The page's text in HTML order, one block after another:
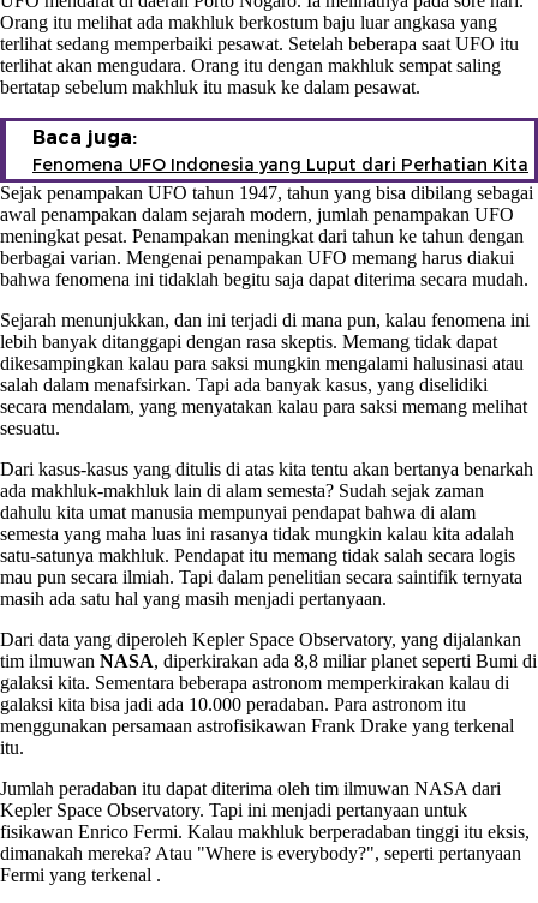
Orang itu melihat ada makhluk berkostum baju luar angkasa yang
terlihat sedang memperbaiki pesawat. Setelah beberapa saat UFO itu
terlihat akan mengudara. Orang itu dengan makhluk sempat saling
bertatap sebelum makhluk itu masuk ke dalam pesawat.
Baca juga:
Fenomena UFO Indonesia yang Luput dari Perhatian Kita
Sejak penampakan UFO tahun 1947, tahun yang bisa dibilang sebagai
awal penampakan dalam sejarah modern, jumlah penampakan UFO
meningkat pesat. Penampakan meningkat dari tahun ke tahun dengan
berbagai varian. Mengenai penampakan UFO memang harus diakui
bahwa fenomena ini tidaklah begitu saja dapat diterima secara mudah.
Sejarah menunjukkan, dan ini terjadi di mana pun, kalau fenomena ini
lebih banyak ditanggapi dengan rasa skeptis. Memang tidak dapat
dikesampingkan kalau para saksi mungkin mengalami halusinasi atau
salah dalam menafsirkan. Tapi ada banyak kasus, yang diselidiki
secara mendalam, yang menyatakan kalau para saksi memang melihat
sesuatu.
Dari kasus-kasus yang ditulis di atas kita tentu akan bertanya benarkah
ada makhluk-makhluk lain di alam semesta? Sudah sejak zaman
dahulu kita umat manusia mempunyai pendapat bahwa di alam
semesta yang maha luas ini rasanya tidak mungkin kalau kita adalah
satu-satunya makhluk. Pendapat itu memang tidak salah secara logis
mau pun secara ilmiah. Tapi dalam penelitian secara saintifik ternyata
masih ada satu hal yang masih menjadi pertanyaan.
Dari data yang diperoleh Kepler Space Observatory, yang dijalankan
tim ilmuwan NASA, diperkirakan ada 8,8 miliar planet seperti Bumi di
galaksi kita. Sementara beberapa astronom memperkirakan kalau di
galaksi kita bisa jadi ada 10.000 peradaban. Para astronom itu
menggunakan persamaan astrofisikawan Frank Drake yang terkenal
itu.
Jumlah peradaban itu dapat diterima oleh tim ilmuwan NASA dari
Kepler Space Observatory. Tapi ini menjadi pertanyaan untuk
fisikawan Enrico Fermi. Kalau makhluk berperadaban tinggi itu eksis,
dimanakah mereka? Atau "Where is everybody?", seperti pertanyaan
Fermi yang terkenal .